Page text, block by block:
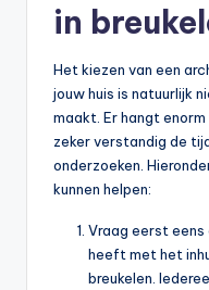
in
Het kiezen van een
jouw huis is natuurlijk
maakt. Er hangt
zeker verstandig de
onderzoeken.
kunnen helpen:
Vraag eerst eens
heeft met het
breukelen.